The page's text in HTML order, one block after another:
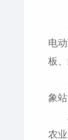
太
电
板
太
象
此
农